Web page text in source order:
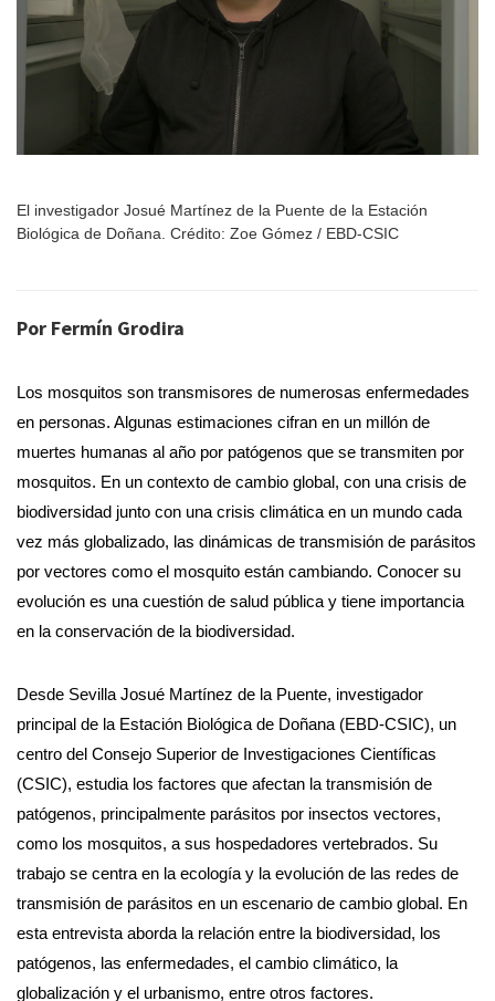
El investigador Josué Martínez de la Puente de la Estación
Biológica de Doñana. Crédito: Zoe Gómez / EBD-CSIC
Por Fermín Grodira
Los mosquitos son transmisores de numerosas enfermedades
en personas. Algunas estimaciones cifran en un millón de
muertes humanas al año por patógenos que se transmiten por
mosquitos. En un contexto de cambio global, con una crisis de
biodiversidad junto con una crisis climática en un mundo cada
vez más globalizado, las dinámicas de transmisión de parásitos
por vectores como el mosquito están cambiando. Conocer su
evolución es una cuestión de salud pública y tiene importancia
en la conservación de la biodiversidad.
Desde Sevilla Josué Martínez de la Puente, investigador
principal de la Estación Biológica de Doñana (EBD-CSIC), un
centro del Consejo Superior de Investigaciones Científicas
(CSIC), estudia los factores que afectan la transmisión de
patógenos, principalmente parásitos por insectos vectores,
como los mosquitos, a sus hospedadores vertebrados. Su
trabajo se centra en la ecología y la evolución de las redes de
transmisión de parásitos en un escenario de cambio global. En
esta entrevista aborda la relación entre la biodiversidad, los
patógenos, las enfermedades, el cambio climático, la
globalización y el urbanismo, entre otros factores.